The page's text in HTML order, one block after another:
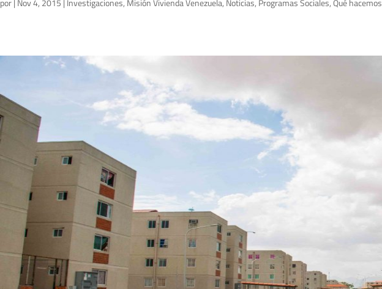
por| Nov 4, 2015 | Investigaciones, Misión Vivienda Venezuela, Noticias, Programas Sociales,Qué hacemos